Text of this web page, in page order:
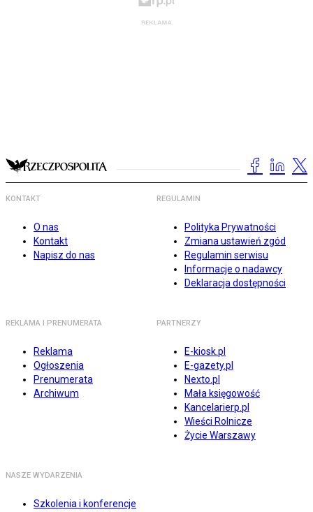
KONTAKT
O nas
Kontakt
Napisz do nas
REGULAMIN
Polityka Prywatności
Zmiana ustawień zgód
Regulamin serwisu
Informacje o nadawcy
Deklaracja dostępności
REKLAMA I PRENUMERATA
Reklama
Ogłoszenia
Prenumerata
Archiwum
PARTNERZY
E-kiosk.pl
E-gazety.pl
Nexto.pl
Mała księgowość
Kancelarierp.pl
Wieści Rolnicze
Życie Warszawy
NASZE WYDARZENIA
Szkolenia i konferencje